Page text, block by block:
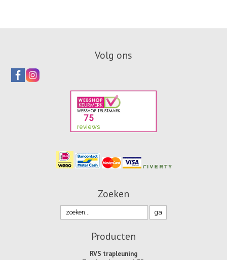
Volg ons
Zoeken
Producten
RVS trapleuning